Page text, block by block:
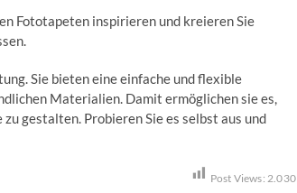
Fototapeten inspirieren und kreieren Sie
Sie bieten eine einfache und flexible
Materialien. Damit ermöglichen sie es,
gestalten. Probieren Sie es selbst aus und
Post Views: 2.030